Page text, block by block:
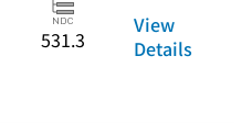
531.3
View
Details